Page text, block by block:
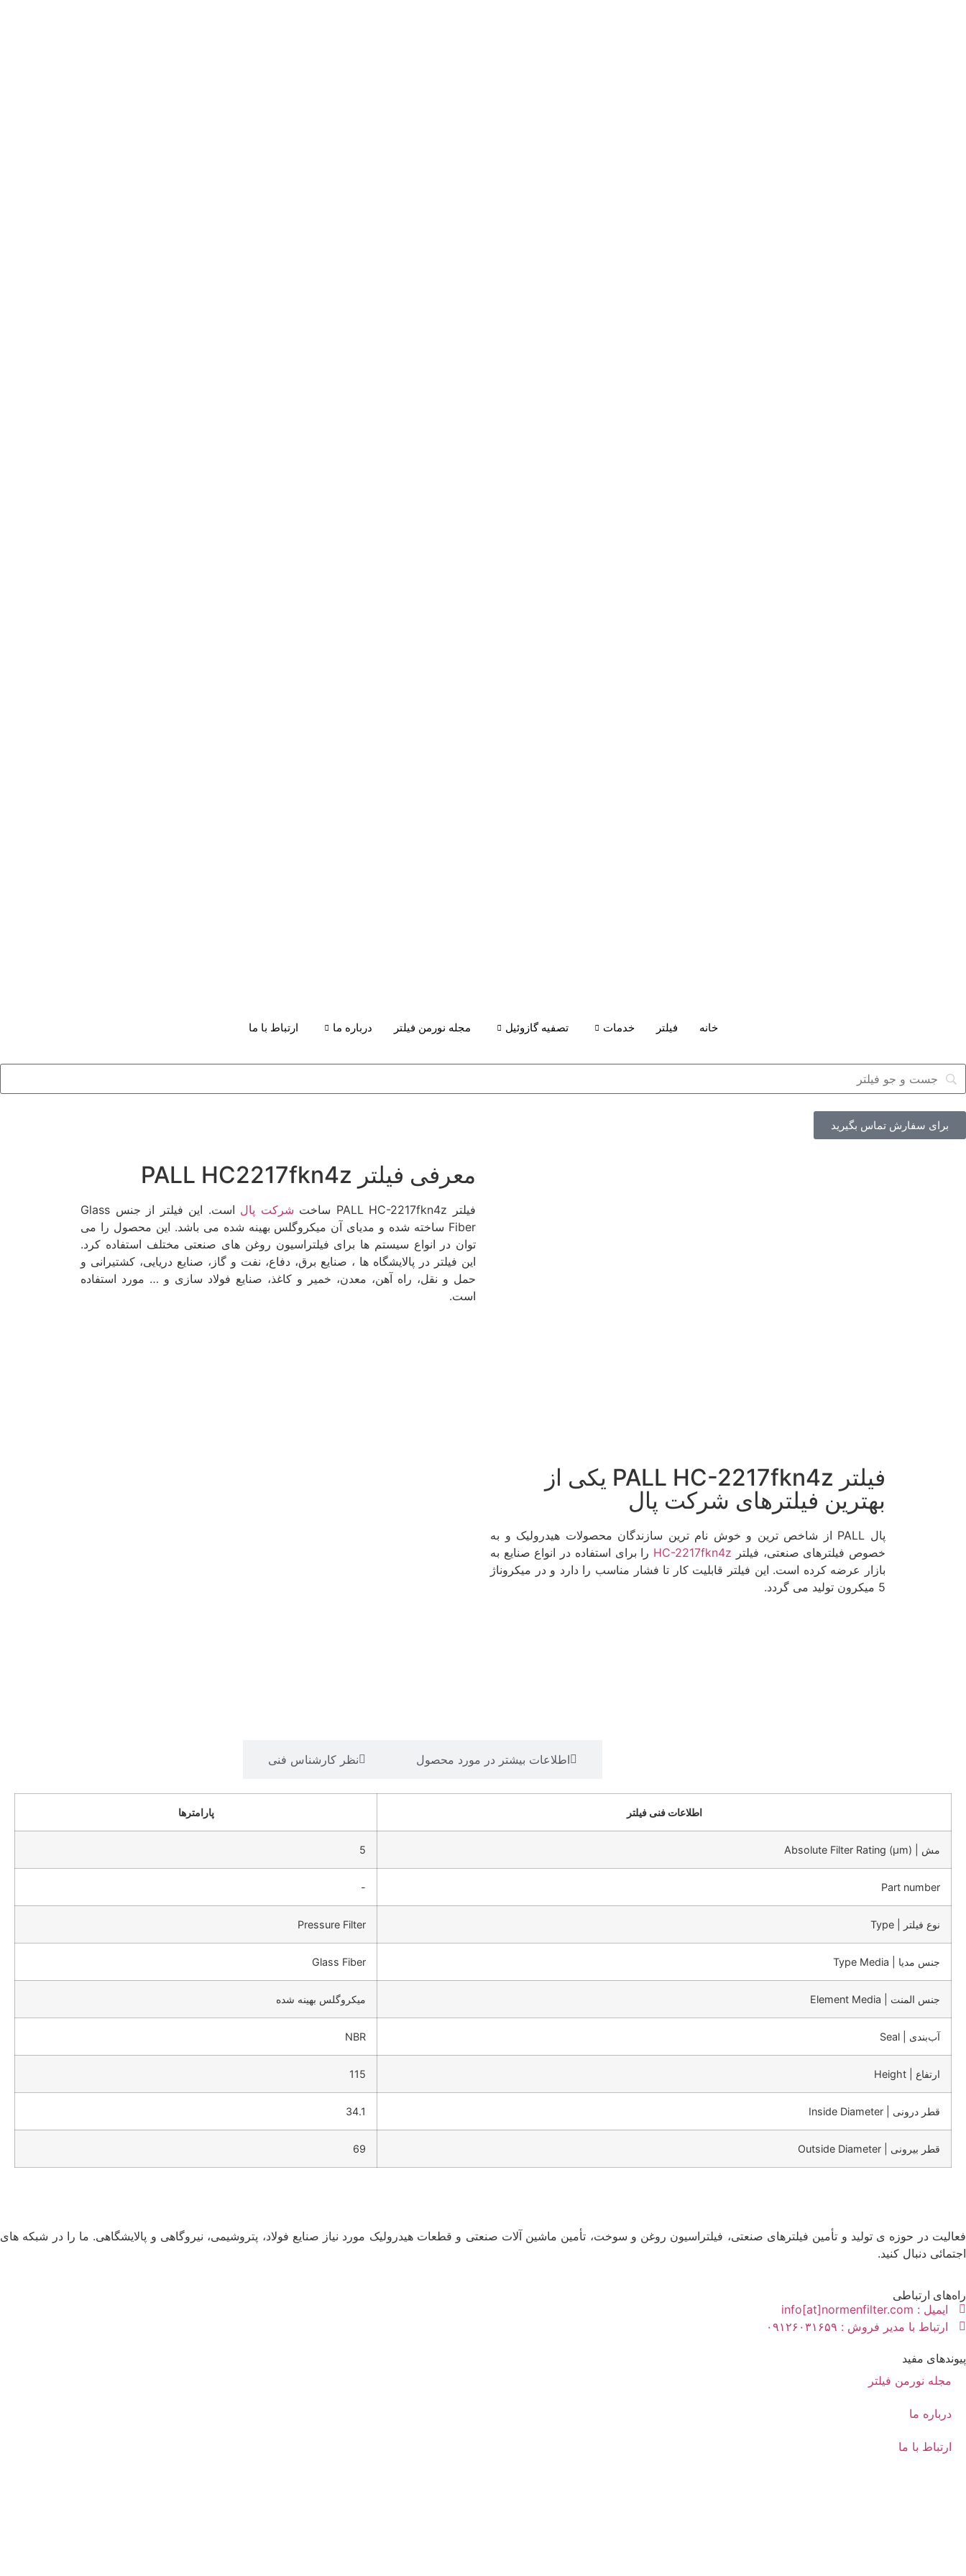
خانه فیلتر خدمات تصفیه گازوئیل مجله نورمن فیلتر درباره ما ارتباط با ما
برای سفارش تماس بگیرید
معرفی فیلتر PALL HC2217fkn4z
فیلتر PALL HC-2217fkn4z ساخت شرکت پال
است. این فیلتر از جنس Glass
Fiber ساخته شده و مدیای آن میکروگلس بهینه شده می باشد. این محصول را می
توان در انواع سیستم ها برای فیلتراسیون روغن های صنعتی مختلف استفاده کرد.
این فیلتر در پالایشگاه ها ، صنایع برق، دفاع، نفت و گاز، صنایع دریایی، کشتیرانی و
حمل و نقل، راه آهن، معدن، خمیر و کاغذ، صنایع فولاد سازی و … مورد استفاده
است.
فیلتر PALL HC-2217fkn4z یکی از
بهترین فیلترهای شرکت پال
پال PALL از شاخص ترین و خوش نام ترین سازندگان محصولات هیدرولیک و به
خصوص فیلترهای صنعتی، فیلتر HC-2217fkn4z را برای استفاده در انواع صنایع به
بازار عرضه کرده است. این فیلتر قابلیت کار تا فشار مناسب را دارد و در میکروناژ
5 میکرون تولید می گردد.
اطلاعات بیشتر در مورد محصول نظر کارشناس فنی
اطلاعات فنی فیلتر پارامترها
مش | Absolute Filter Rating (μm) 5
Part number
-
نوع فیلتر | Type Pressure Filter
جنس مدیا | Type Media Glass Fiber
جنس المنت | Element Media میکروگلس بهینه شده
آب‌بندی | Seal NBR
ارتفاع | Height 115
قطر درونی | Inside Diameter 34.1
قطر بیرونی | Outside Diameter 69
فعالیت در حوزه ی تولید و تأمین فیلترهای صنعتی، فیلتراسیون روغن و سوخت، تأمین ماشین آلات صنعتی و قطعات هیدرولیک مورد نیاز صنایع فولاد، پتروشیمی، نیروگاهی و پالایشگاهی. ما را در شبکه های
اجتمائی دنبال کنید.
راه‌های ارتباطی
ایمیل : info[at]normenfilter.com
ارتباط با مدیر فروش : ۰۹۱۲۶۰۳۱۶۵۹
پیوندهای مفید
مجله نورمن فیلتر
درباره ما
ارتباط با ما